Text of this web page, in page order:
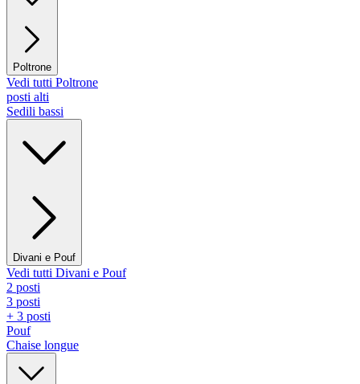
Poltrone
Vedi tutti Poltrone
posti alti
Sedili bassi
Divani e Pouf
Vedi tutti Divani e Pouf
2 posti
3 posti
+ 3 posti
Pouf
Chaise longue